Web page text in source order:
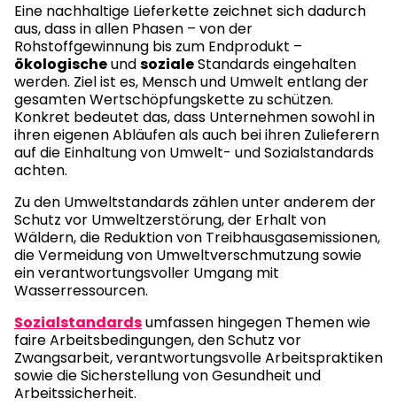
Eine nachhaltige Lieferkette zeichnet sich dadurch
aus, dass in allen Phasen – von der
Rohstoffgewinnung bis zum Endprodukt –
ökologischeundsozialeStandards eingehalten
werden. Ziel ist es, Mensch und Umwelt entlang der
gesamten Wertschöpfungskette zu schützen.
Konkret bedeutet das, dass Unternehmen sowohl in
ihren eigenen Abläufen als auch bei ihren Zulieferern
auf die Einhaltung von Umwelt- und Sozialstandards
achten.
Zu den Umweltstandards zählen unter anderem der
Schutz vor Umweltzerstörung, der Erhalt von
Wäldern, die Reduktion von Treibhausgasemissionen,
die Vermeidung von Umweltverschmutzung sowie
ein verantwortungsvoller Umgang mit
Wasserressourcen.
Sozialstandardsumfassen hingegen Themen wie
faire Arbeitsbedingungen, den Schutz vor
Zwangsarbeit, verantwortungsvolle Arbeitspraktiken
sowie die Sicherstellung von Gesundheit und
Arbeitssicherheit.